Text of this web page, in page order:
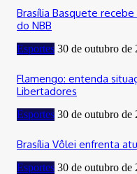
Brasília Basquete
do NBB
Esportes 30 de outubro de
Flamengo: entenda
Libertadores
Esportes 30 de outubro de
Brasília Vôlei enfrenta
Esportes 30 de outubro de